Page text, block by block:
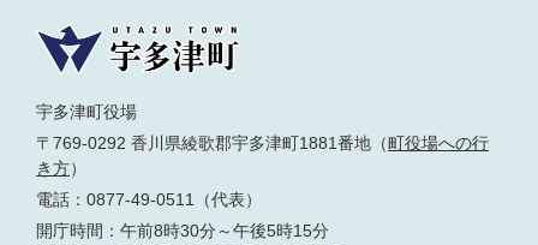
宇多津町役場
〒769-0292 香川県綾歌郡宇多津町1881番地（町役場への行
き方）
電話：0877-49-0511（代表）
開庁時間：午前8時30分～午後5時15分